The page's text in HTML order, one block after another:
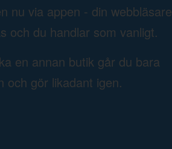
nu via appen - din webbläsare
och du handlar som vanligt.
en annan butik går du bara
och gör likadant igen.